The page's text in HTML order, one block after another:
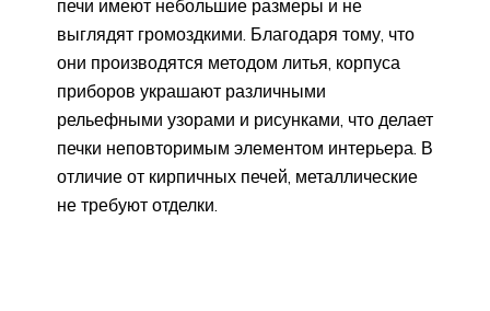
печи имеют небольшие размеры и не
выглядят громоздкими. Благодаря тому, что
они производятся методом литья, корпуса
приборов украшают различными
рельефными узорами и рисунками, что делает
печки неповторимым элементом интерьера. В
отличие от кирпичных печей, металлические
не требуют отделки.